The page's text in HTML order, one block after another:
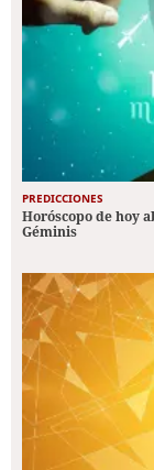
PREDICCIONES
Horóscopo de hoy
Géminis